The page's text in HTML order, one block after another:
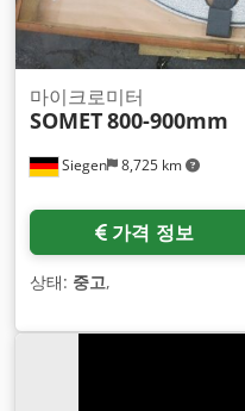
Siegen 8,725 km
마이크로미터
SOMET800-900mm
가격 정보
상태: 중고,